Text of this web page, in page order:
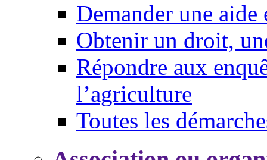
Demander une aide
Obtenir un droit,
Répondre aux
l’agriculture
Toutes les